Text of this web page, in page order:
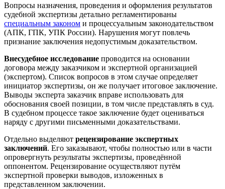
Вопросы назначения, проведения и оформления результатов
судебной экспертизы детально регламентированы
специальным законом и процессуальным законодательством
(АПК, ГПК, УПК России). Нарушения могут повлечь
признание заключения недопустимым доказательством.
Внесудебное исследование проводится на основании
договора между заказчиком и экспертной организацией
(экспертом). Список вопросов в этом случае определяет
инициатор экспертизы, он же получает итоговое заключение.
Выводы эксперта заказчик вправе использовать для
обоснования своей позиции, в том числе представлять в суд.
В судебном процессе такое заключение будет оцениваться
наряду с другими письменными доказательствами.
Отдельно выделяют рецензирование экспертных
заключений. Его заказывают, чтобы полностью или в части
опровергнуть результаты экспертизы, проведённой
оппонентом. Рецензирование осуществляют путём
экспертной проверки выводов, изложенных в
представленном заключении.